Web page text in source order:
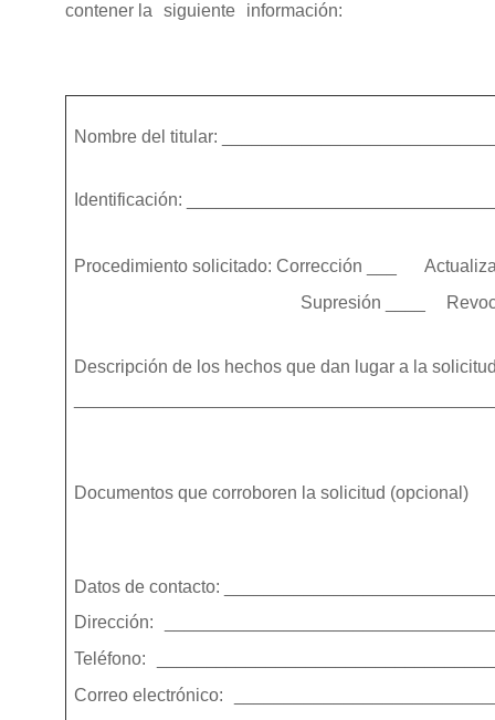
contener la
siguiente información:
Nombre del titular:
Identificación:
Procedimiento solicitado: Corrección ___
Supresión ____
Descripción de los hechos que dan lugar a la
Documentos que corroboren la solicitud (opcional)
Datos de contacto:
Dirección:
Teléfono:
Correo electrónico: